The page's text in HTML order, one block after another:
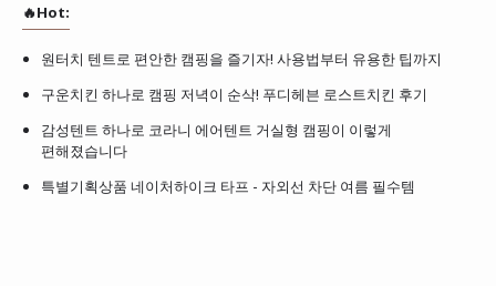
🔥Hot:
원터치 텐트로 편안한 캠핑을 즐기자! 사용법부터 유용한 팁까지
구운치킨 하나로 캠핑 저녁이 순삭! 푸디헤븐 로스트치킨 후기
감성텐트 하나로 코라니 에어텐트 거실형 캠핑이 이렇게
편해졌습니다
특별기획상품 네이처하이크 타프 - 자외선 차단 여름 필수템